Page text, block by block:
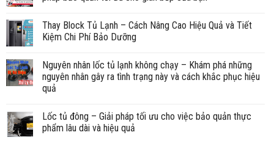
Thay Block Tủ Lạnh – Cách Nâng Cao Hiệu Quả và Tiết
Kiệm Chi Phí Bảo Dưỡng
Nguyên nhân lốc tủ lạnh không chạy – Khám phá những
nguyên nhân gây ra tình trạng này và cách khắc phục hiệu
quả
Lốc tủ đông – Giải pháp tối ưu cho việc bảo quản thực
phẩm lâu dài và hiệu quả